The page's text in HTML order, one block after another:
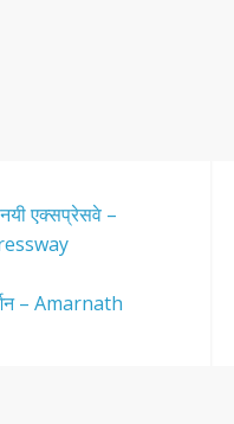
एक्सप्रेसवे –
– Amarnath